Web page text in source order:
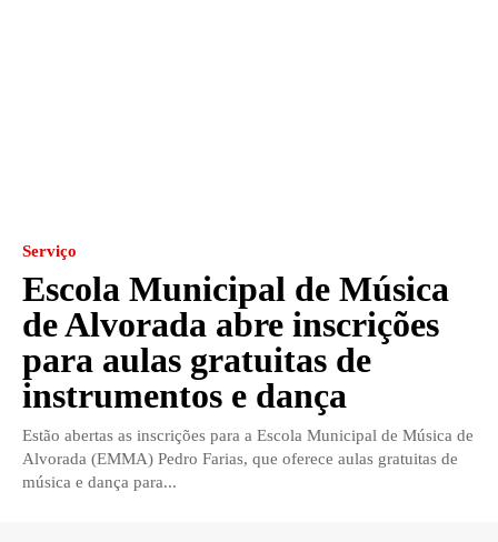
Serviço
Escola Municipal de Música
de Alvorada abre inscrições
para aulas gratuitas de
instrumentos e dança
Estão abertas as inscrições para a Escola Municipal de Música de
Alvorada (EMMA) Pedro Farias, que oferece aulas gratuitas de
música e dança para...